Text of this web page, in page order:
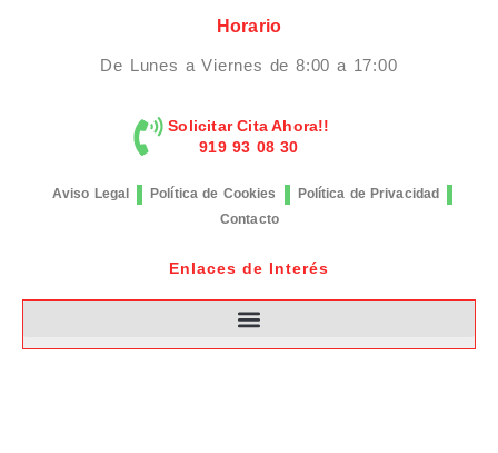
Horario
De Lunes a Viernes de 8:00 a 17:00
Solicitar Cita Ahora!!
919 93 08 30
Aviso Legal Política de Cookies
Política de Privacidad
Contacto
Enlaces de Interés